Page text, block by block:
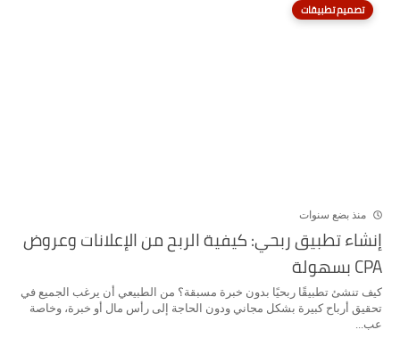
تصميم تطبيقات
منذ بضع سنوات
إنشاء تطبيق ربحي: كيفية الربح من الإعلانات وعروض
CPA بسهولة
كيف تنشئ تطبيقًا ربحيًا بدون خبرة مسبقة؟ من الطبيعي أن يرغب الجميع في
تحقيق أرباح كبيرة بشكل مجاني ودون الحاجة إلى رأس مال أو خبرة، وخاصة
عب...